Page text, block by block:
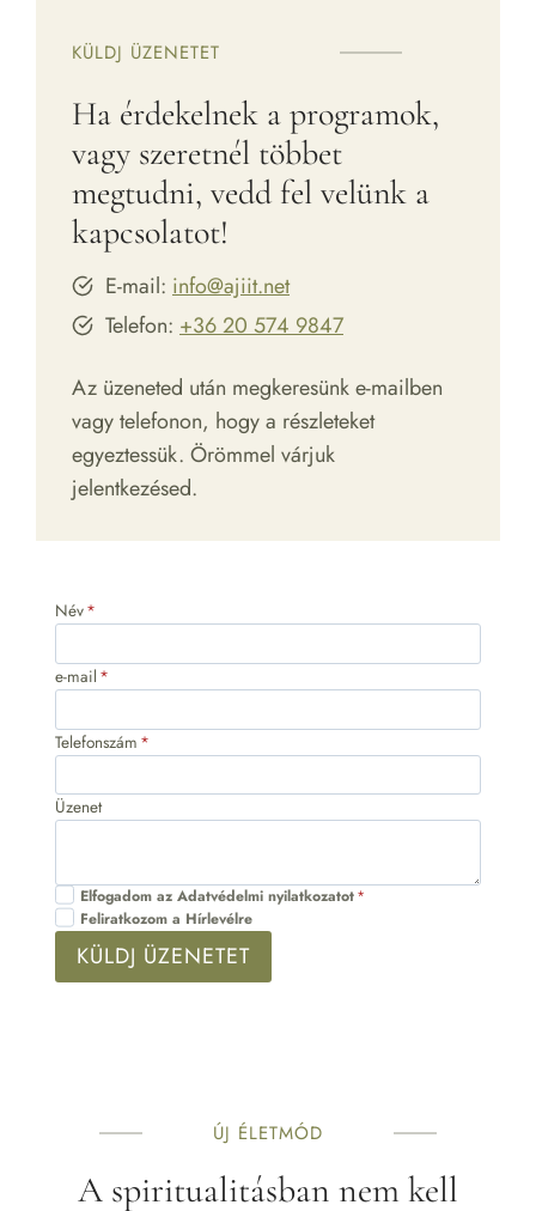
KÜLDJ ÜZENETET
Ha érdekelnek a programok,
vagy szeretnél többet
megtudni, vedd fel velünk a
kapcsolatot!
E-mail: info@ajiit.net
Telefon: +36 20 574 9847
Az üzeneted után megkeresünk e-mailben
vagy telefonon, hogy a részleteket
egyeztessük. Örömmel várjuk
jelentkezésed.
Név*
e-mail *
Telefonszám *
Üzenet
Elfogadom az Adatvédelmi nyilatkozatot*
Feliratkozom a Hírlevélre
KÜLDJ ÜZENETET
ÚJ ÉLETMÓD
A spiritualitásban nem kell